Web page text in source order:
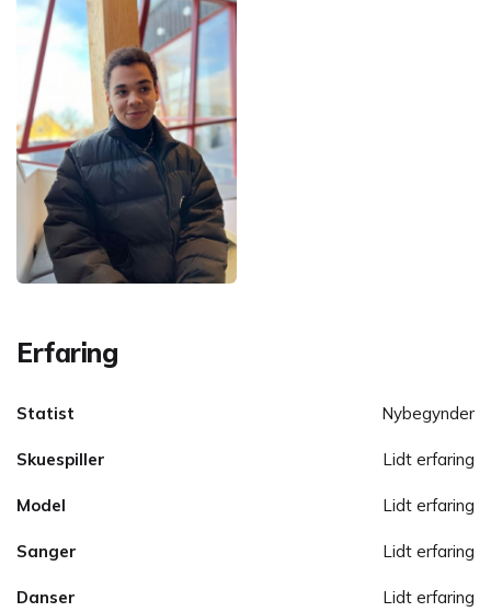
Erfaring
Statist Nybegynder
Skuespiller Lidt erfaring
Model Lidt erfaring
Sanger Lidt erfaring
Danser Lidt erfaring